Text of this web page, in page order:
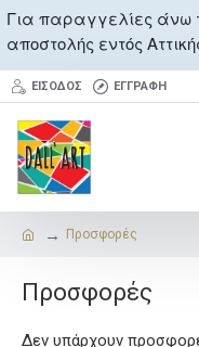
Για παραγγελίες άνω
αποστολής εντός
ΕΊΣΟΔΟΣ ΕΓΓΡΑΦΉ
Προσφορές
Προσφορές
Δεν υπάρχουν